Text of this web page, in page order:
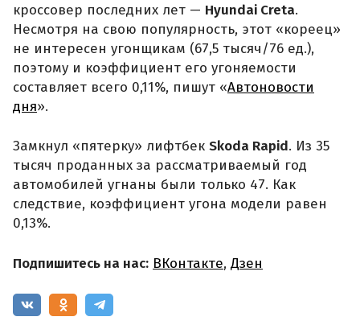
кроссовер последних лет — Hyundai Creta.
Несмотря на свою популярность, этот «кореец»
не интересен угонщикам (67,5 тысяч/76 ед.),
поэтому и коэффициент его угоняемости
составляет всего 0,11%, пишут «Автоновости
дня».
Замкнул «пятерку» лифтбек Skoda Rapid. Из 35
тысяч проданных за рассматриваемый год
автомобилей угнаны были только 47. Как
следствие, коэффициент угона модели равен
0,13%.
Подпишитесь на нас: ВКонтакте, Дзен